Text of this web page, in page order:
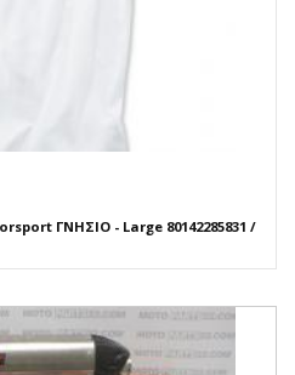
ΓΝΗΣΙΟ - Large 80142285831 /